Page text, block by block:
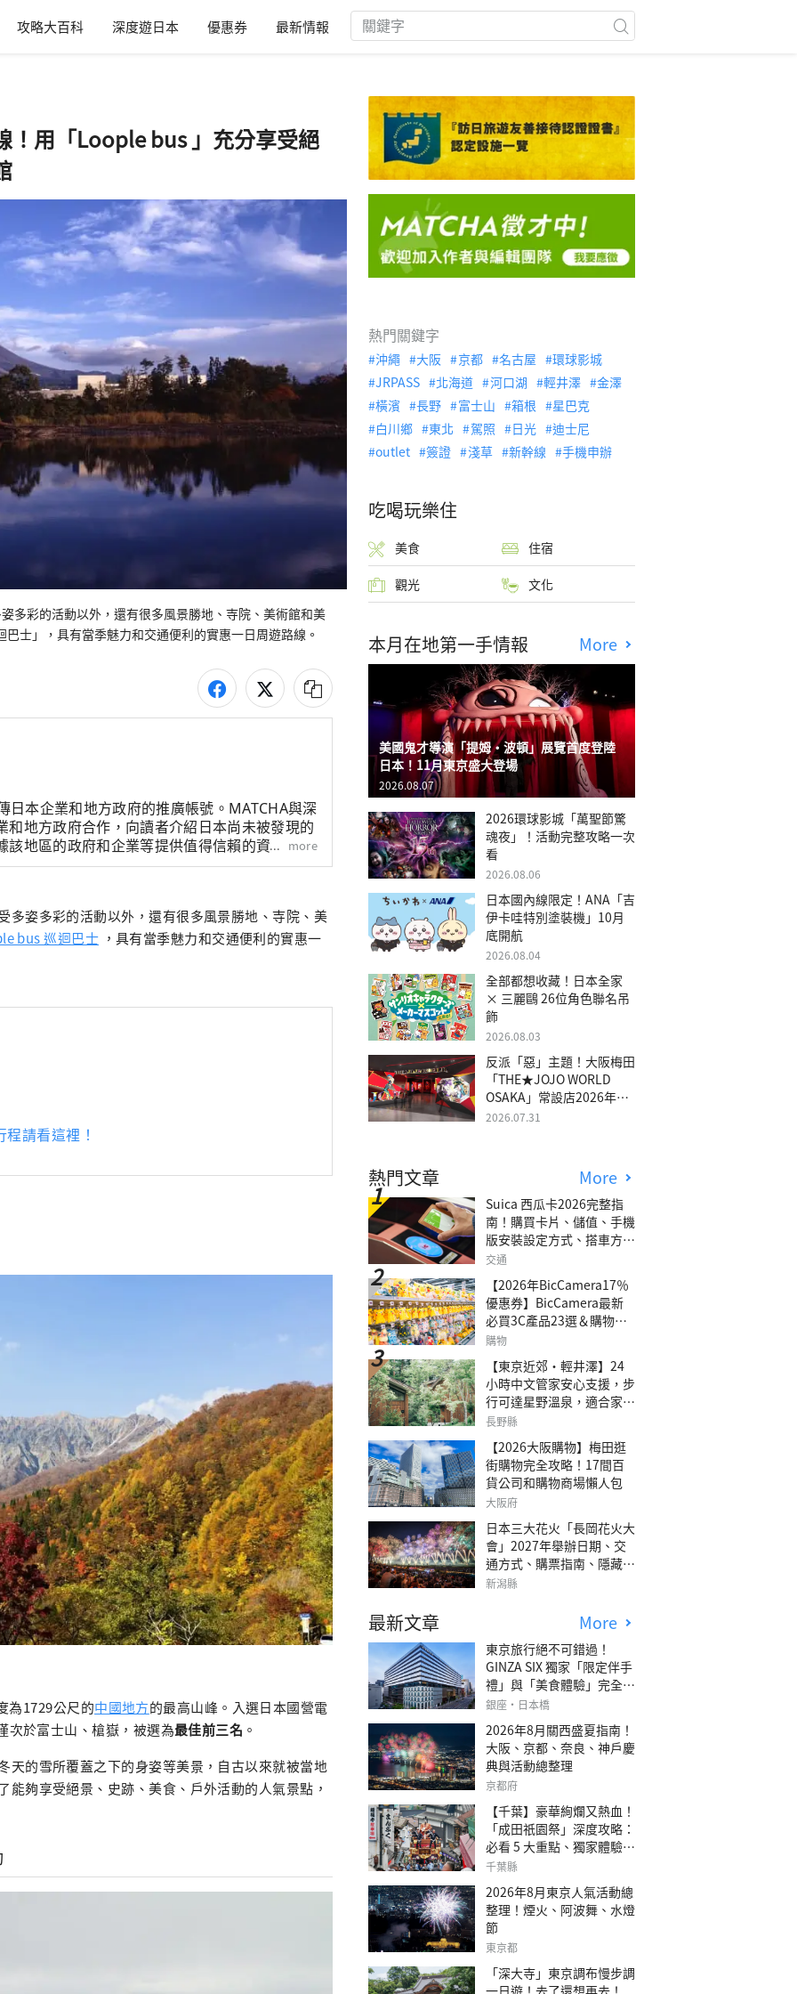
攻略大百科 深度遊日本 優惠券 最新情報
！用「Loople bus 」充分享受絕
多彩的活動以外，還有很多風景勝地、寺院、美術館和美
士」，具有當季魅力和交通便利的實惠一日周遊路線。
日本企業和地方政府的推廣帳號。MATCHA與深
和地方政府合作，向讀者介紹日本尚未被發現的
該地區的政府和企業等提供值得信賴的資訊撰寫
more
多姿多彩的活動以外，還有很多風景勝地、寺院、美
bus 巡迴巴士 ，具有當季魅力和交通便利的實惠一
請看這裡！
為1729公尺的中國地方的最高山峰。入選日本國營電
次於富士山、槍嶽，被選為最佳前三名 。
天的雪所覆蓋之下的身姿等美景，自古以來就被當地
能夠享受絕景、史跡、美食、戶外活動的人氣景點，
熱門關鍵字
沖繩 大阪 京都 名古屋
環球影城
JRPASS
北海道 河口湖 輕井澤
金澤
橫濱
長野 富士山 箱根
星巴克
白川鄉
東北 駕照 日光
迪士尼
outlet
簽證 淺草 新幹線 手機申辦
吃喝玩樂住
美食 住宿
觀光 文化
本月在地第一手情報 More
美國鬼才導演「提姆・波頓」展覽首度登陸
日本！11月東京盛大登場
2026.08.07
2026環球影城「萬聖節驚
魂夜」！活動完整攻略一次
看
2026.08.06
日本國內線限定！ANA「吉
伊卡哇特別塗裝機」10月
底開航
2026.08.04
全部都想收藏！日本全家
× 三麗鷗 26位角色聯名吊
飾
2026.08.03
反派「惡」主題！大阪梅田
「THE★JOJO WORLD
OSAKA」常設店2026年冬
季開幕
2026.07.31
熱門文章 More
Suica 西瓜卡2026完整指
南！購買卡片、儲值、手機
版安裝設定方式、搭車方
法、常見問題解答！
交通
【2026年BicCamera17％
優惠券】BicCamera最新
必買3C產品23選＆購物攻
略
購物
【東京近郊・輕井澤】24
小時中文管家安心支援，步
行可達星野溫泉，適合家庭
旅行、三代同遊與紀念日的
澤森四季VILLA」
長野縣
【2026大阪購物】梅田逛
街購物完全攻略！17間百
貨公司和購物商場懶人包
大阪府
日本三大花火「長岡花火大
會」2027年舉辦日期、交
通方式、購票指南、隱藏欣
賞地點
新潟縣
最新文章 More
東京旅行絕不可錯過！
GINZA SIX 獨家「限定伴手
禮」與「美食體驗」完全指
南
銀座・日本橋
2026年8月關西盛夏指南！
大阪、京都、奈良、神戶慶
典與活動總整理
京都府
【千葉】豪華絢爛又熱血！
「成田祇園祭」深度攻略：
必看 5 大重點、獨家體驗指
南
千葉縣
2026年8月東京人氣活動總
整理！煙火、阿波舞、水燈
節
東京都
「深大寺」東京調布慢步調
一日遊！去了還想再去！